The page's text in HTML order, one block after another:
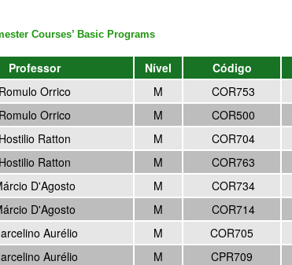
Courses’ Basic Programs
Professor Nível Código
Romulo Orrico
M COR753
Romulo Orrico
M COR500
Hostilio Ratton
M COR704
Hostilio Ratton
M COR763
D'Agosto
M COR734
D'Agosto
M COR714
Aurélio
M COR705
Aurélio
M CPR709